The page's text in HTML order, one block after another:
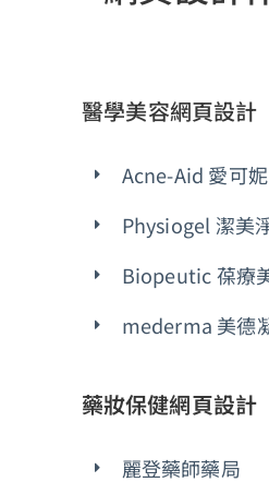
醫學美容網頁設計
Acne-Aid 愛可妮
Physiogel 潔美
Biopeutic 葆療
mederma 美德
藥妝保健網頁設計
麗登藥師藥局